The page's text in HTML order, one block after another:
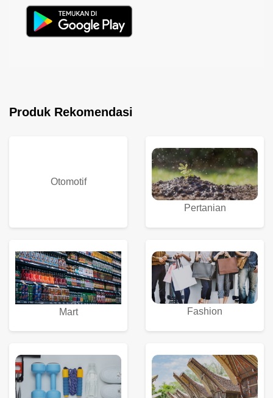
Produk Rekomendasi
Otomotif
Pertanian
Mart Fashion